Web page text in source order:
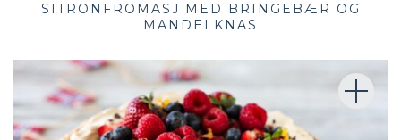
SITRONFROMASJ MED BRINGEBÆR OG
MANDELKNAS